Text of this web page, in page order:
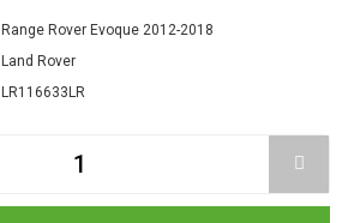
Range Rover Evoque 2012-2018
Land Rover
LR116633LR